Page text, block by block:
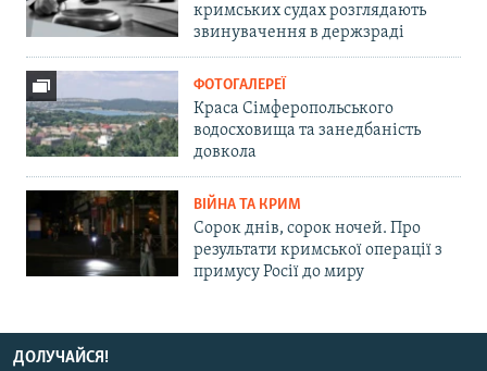
кримських судах розглядають
звинувачення в держзраді
ФОТОГАЛЕРЕЇ
Краса Сімферопольського
водосховища та занедбаність
довкола
ВІЙНА ТА КРИМ
Сорок днів, сорок ночей. Про
результати кримської операції з
примусу Росії до миру
ДОЛУЧАЙСЯ!